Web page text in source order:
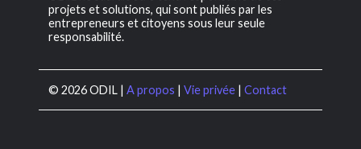
projets et solutions, qui sont publiés par les
entrepreneurs et citoyens sous leur seule
responsabilité.
© 2026 ODIL | A propos | Vie privée | Contact